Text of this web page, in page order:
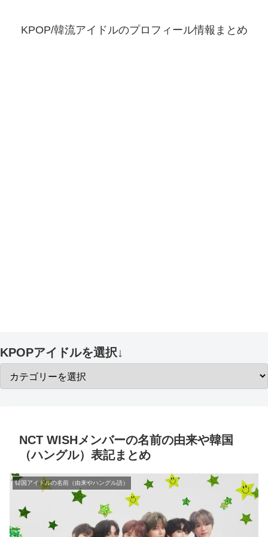
KPOP/韓流アイドルのプロフィール情報まとめ
KPOPアイドルを選択↓
NCT WISHメンバーの名前の由来や韓国
（ハングル）表記まとめ
韓国アイドルの名前（由来やハングル語）